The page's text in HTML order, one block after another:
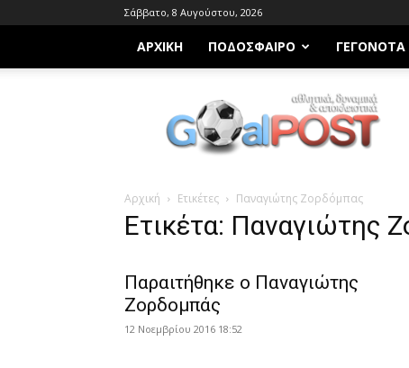
Σάββατο, 8 Αυγούστου, 2026
ΑΡΧΙΚΗ ΠΟΔΌΣΦΑΙΡΟ ΓΕΓΟΝΌΤΑ
Goalpost.gr
Αρχική Ετικέτες Παναγιώτης Ζορδόμπας
Ετικέτα: Παναγιώτης
Παραιτήθηκε ο Παναγιώτης
Ζορδομπάς
12 Νοεμβρίου 2016 18:52